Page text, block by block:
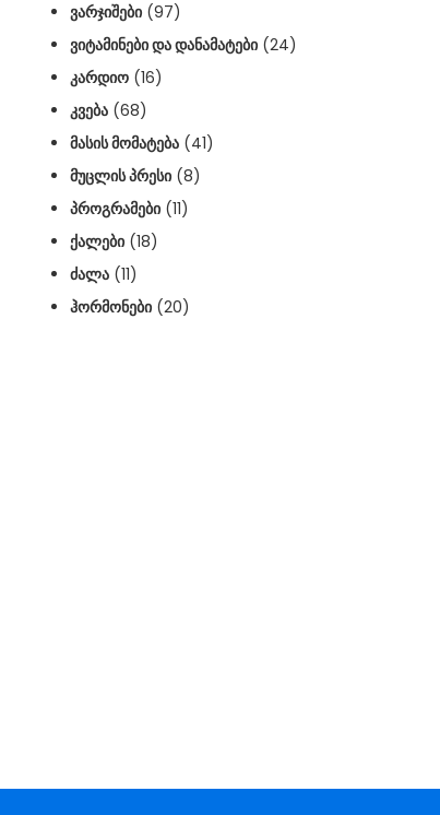
ᲕᲐᲠᲯᲘᲨᲔᲑᲘ (97)
ᲕᲘᲢᲐᲛᲘᲜᲔᲑᲘ ᲓᲐ ᲓᲐᲜᲐᲛᲐᲢᲔᲑᲘ (24)
ᲙᲐᲠᲓᲘᲝ (16)
ᲙᲕᲔᲑᲐ (68)
ᲛᲐᲡᲘᲡ ᲛᲝᲛᲐᲢᲔᲑᲐ (41)
ᲛᲣᲪᲚᲘᲡ ᲞᲠᲔᲡᲘ (8)
ᲞᲠᲝᲒᲠᲐᲛᲔᲑᲘ (11)
ᲥᲐᲚᲔᲑᲘ (18)
ᲫᲐᲚᲐ (11)
ᲰᲝᲠᲛᲝᲜᲔᲑᲘ (20)